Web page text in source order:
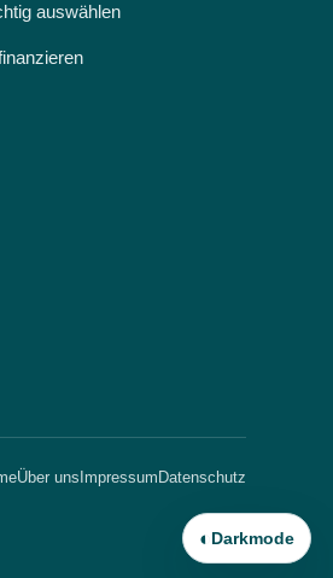
auswählen
Über uns Impressum Datenschutz
◐ Darkmode